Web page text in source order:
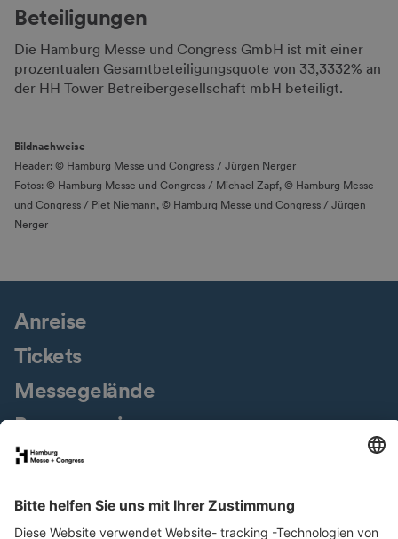
Beteiligungen
Die Hamburg Messe und Congress GmbH ist mit einer
prozentualen Gesamtbeteiligungsquote von 33,3332% an
der HH Tower Betreibergesellschaft mbH beteiligt.
Bildnachweise
Header: © Hamburg Messe und Congress / Jürgen Nerger
Fotos: © Hamburg Messe und Congress / Michael Zapf, © Hamburg Messe
und Congress / Piet Niemann, © Hamburg Messe und Congress / Jürgen
Nerger
Anreise
Tickets
Messegelände
Presseservice
Downloads
Jobs & Karriere
Nachhaltigkeit